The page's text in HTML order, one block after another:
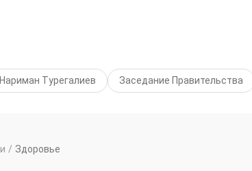
Турегалиев Заседание Правительства
/ Здоровье